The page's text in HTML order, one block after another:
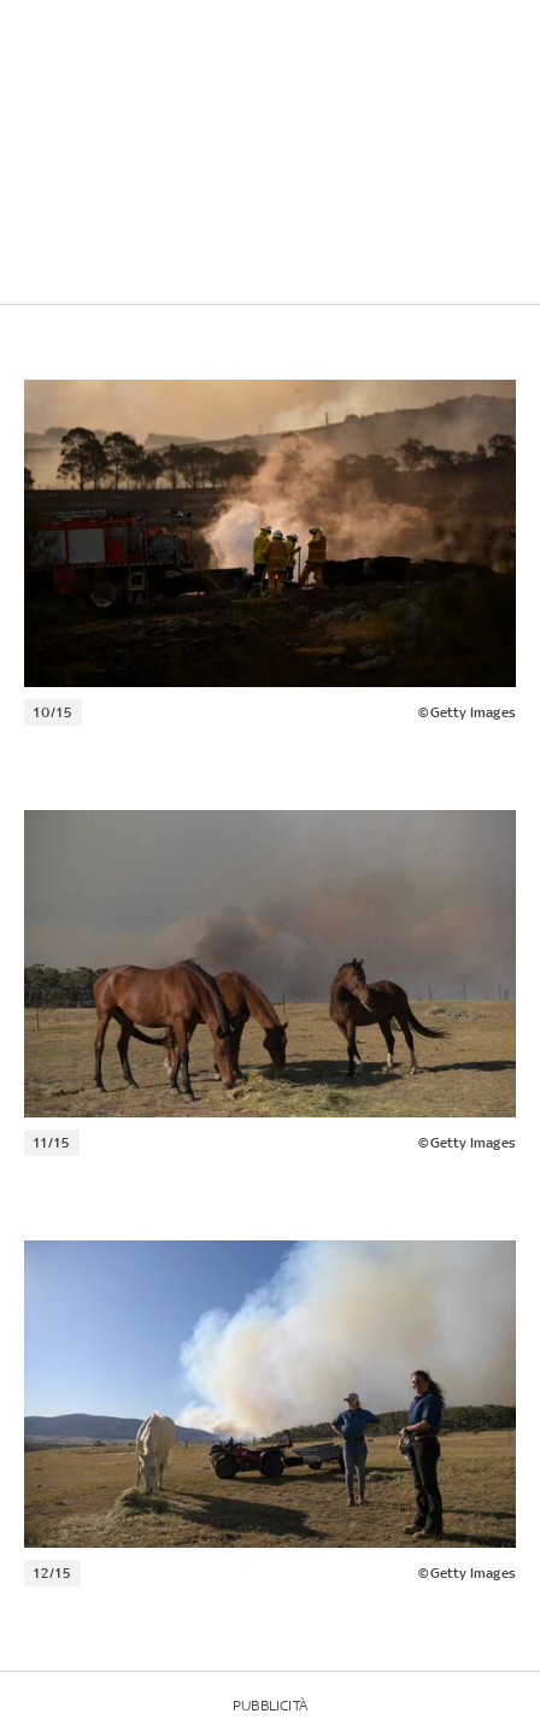
10/15 ©Getty Images
11/15 ©Getty Images
12/15 ©Getty Images
PUBBLICITÀ